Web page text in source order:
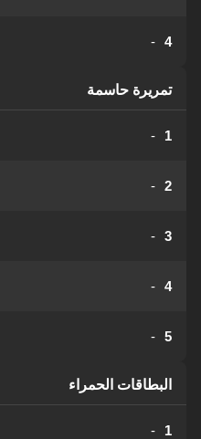
4
-
تمريرة حاسمة
1
-
2
-
3
-
4
-
5
-
البطاقات الحمراء
1
-